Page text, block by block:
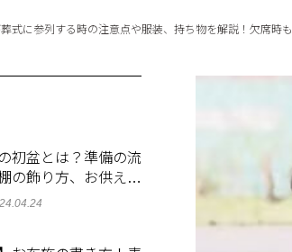
き方〜
式に参列する時の注意点や服装、持ち物を解説！欠席時も
初盆とは？準備の流
の飾り方、お供え物